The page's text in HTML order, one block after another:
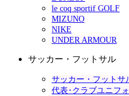
le coq sportif GOLF
MIZUNO
NIKE
UNDER ARMOUR
サッカー・フットサル
サッカー・フットサ
代表･クラブユニフ